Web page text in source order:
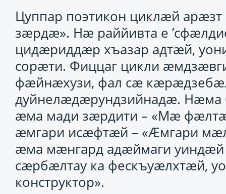
Цуппар поэтикон циклӕй
зӕрдӕ». Нӕ раййивта е
цидӕриддӕр хъазар адтӕй,
сорӕти. Фиццаг цикли
фӕйнӕхузи, фал сӕ
дуйнелӕдӕрундзийнадӕ. Нӕма
ӕма мади зӕрдити – «Мӕ
ӕмгари исӕфтӕй – «Ӕмгари
ӕма мӕнгард адӕймаги
сӕрбӕлтау ка фескъуӕлхтӕй,
конструктор».